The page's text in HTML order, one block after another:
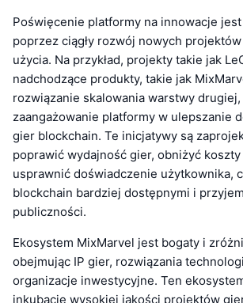
Poświęcenie platformy na innowacje
poprzez ciągły rozwój nowych
użycia. Na przykład, projekty takie jak
nadchodzące produkty, takie jak
rozwiązanie skalowania warstwy
zaangażowanie platformy w ulepszanie
gier blockchain. Te inicjatywy są
poprawić wydajność gier, obniżyć
usprawnić doświadczenie użytkownika,
blockchain bardziej dostępnymi i
publiczności.
Ekosystem MixMarvel jest bogaty i
obejmując IP gier, rozwiązania
organizacje inwestycyjne. Ten
inkubację wysokiej jakości projektów